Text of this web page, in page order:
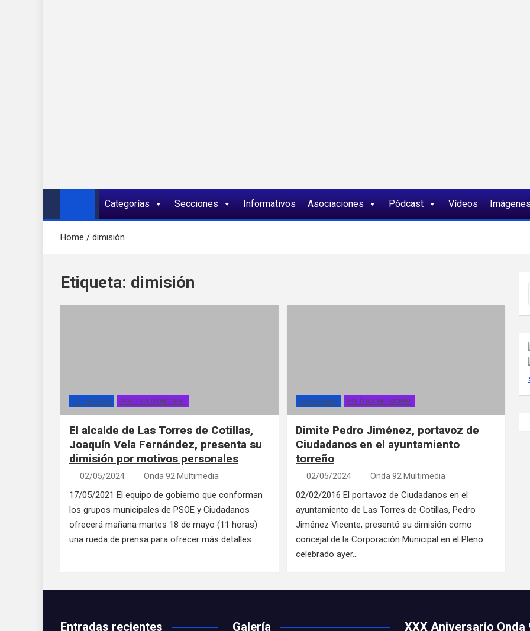
Categorías Secciones Informativos Asociaciones Pódcast Vídeos
Home dimisión
Etiqueta: dimisión
CATEGORÍAS POLÍTICA MUNICIPAL
El alcalde de Las Torres de Cotillas,
Joaquín Vela Fernández, presenta su
dimisión por motivos personales
02/05/2024 Onda 92 Multimedia
17/05/2021 El equipo de gobierno que conforman
los grupos municipales de PSOE y Ciudadanos
ofrecerá mañana martes 18 de mayo (11 horas)
una rueda de prensa para ofrecer más detalles.…
CATEGORÍAS POLÍTICA MUNICIPAL
Dimite Pedro Jiménez, portavoz de
Ciudadanos en el ayuntamiento
torreño
02/05/2024 Onda 92 Multimedia
02/02/2016 El portavoz de Ciudadanos en el
ayuntamiento de Las Torres de Cotillas, Pedro
Jiménez Vicente, presentó su dimisión como
concejal de la Corporación Municipal en el Pleno
celebrado ayer…
Entradas recientes Galería
XXX Aniversario Onda